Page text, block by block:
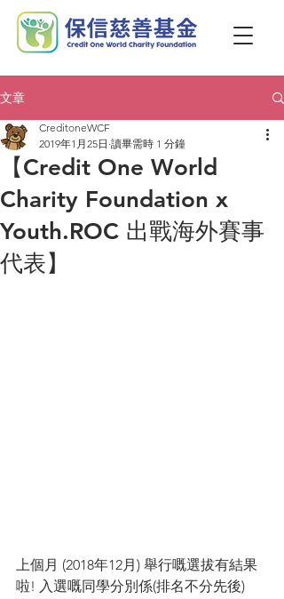
文章
【Credit One World
Charity Foundation x
Youth.ROC 出戰海外賽事
代表】
CreditoneWCF
2019年1月25日 讀畢需時 1 分鐘
上個月 (2018年12月) 舉行嘅選拔有結果
啦! 入選嘅同學分別係(排名不分先後)